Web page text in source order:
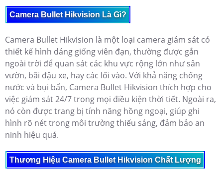
Camera Bullet Hikvision Là Gì?
Camera Bullet Hikvision là một loại camera giám sát có
thiết kế hình dáng giống viên đạn, thường được gắn
ngoài trời để quan sát các khu vực rộng lớn như sân
vườn, bãi đậu xe, hay các lối vào. Với khả năng chống
nước và bụi bẩn, Camera Bullet Hikvision thích hợp cho
việc giám sát 24/7 trong mọi điều kiện thời tiết. Ngoài ra,
nó còn được trang bị tính năng hồng ngoại, giúp ghi
hình rõ nét trong môi trường thiếu sáng, đảm bảo an
ninh hiệu quả.
Thương Hiệu Camera Bullet Hikvision Chất Lượng